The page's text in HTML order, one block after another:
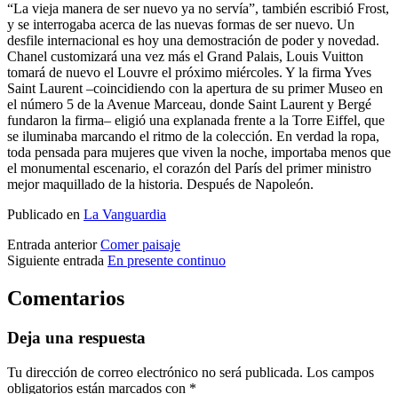
“La vieja manera de ser nuevo ya no servía”, también escribió Frost,
y se interrogaba acerca de las nuevas formas de ser nuevo. Un
desfile internacional es hoy una demostración de poder y novedad.
Chanel customizará una vez más el Grand Palais, Louis Vuitton
tomará de nuevo el Louvre el próximo miércoles. Y la firma Yves
Saint Laurent –coincidiendo con la apertura de su primer Museo en
el número 5 de la Avenue Marceau, donde Saint Laurent y Bergé
fundaron la firma– eligió una explanada frente a la Torre Eiffel, que
se iluminaba marcando el ritmo de la colección. En verdad la ropa,
toda pensada para mujeres que viven la noche, importaba menos que
el monumental escenario, el corazón del París del primer ministro
mejor maquillado de la historia. Después de Napoleón.
Publicado en La Vanguardia
Entrada anterior Comer paisaje
Siguiente entrada En presente continuo
Comentarios
Deja una respuesta
Tu dirección de correo electrónico no será publicada. Los campos
obligatorios están marcados con *